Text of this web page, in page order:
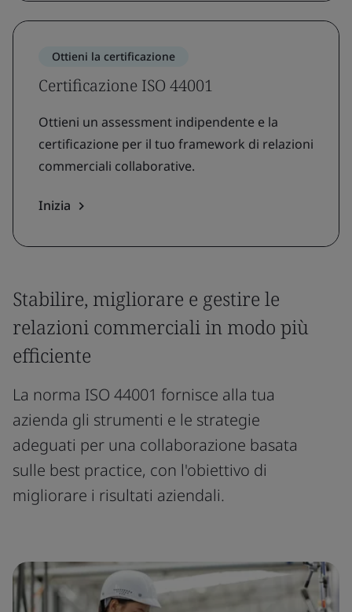
Ottieni la certificazione
Certificazione ISO 44001
Ottieni un assessment indipendente e la
certificazione per il tuo framework di relazioni
commerciali collaborative.
Inizia
Stabilire, migliorare e gestire le
relazioni commerciali in modo più
efficiente
La norma ISO 44001 fornisce alla tua
azienda gli strumenti e le strategie
adeguati per una collaborazione basata
sulle best practice, con l'obiettivo di
migliorare i risultati aziendali.